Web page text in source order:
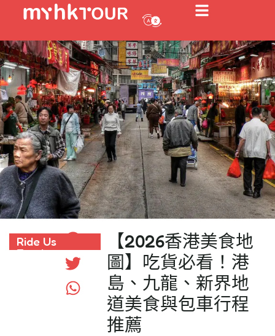
Ride Us
Freely
Ride Us Freely
【2026香港美食地
圖】吃貨必看！港
島、九龍、新界地
道美食與包車行程
推薦